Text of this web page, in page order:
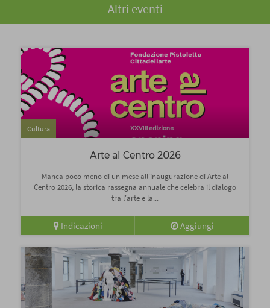
Altri eventi
Cultura
Arte al Centro 2026
Manca poco meno di un mese all'inaugurazione di Arte al
Centro 2026, la storica rassegna annuale che celebra il dialogo
tra l'arte e la...
Indicazioni Aggiungi